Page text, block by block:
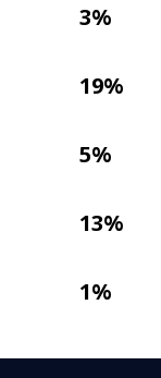
3%
19%
5%
13%
1%